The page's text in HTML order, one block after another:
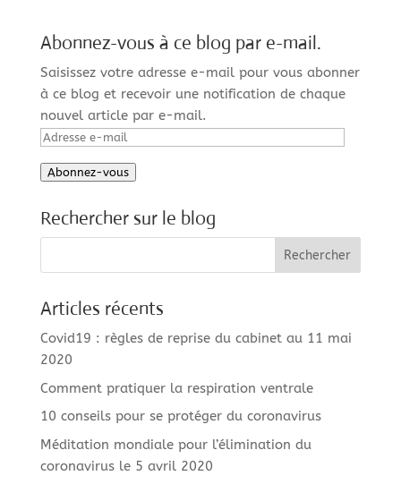
Abonnez-vous à ce blog par e-mail.
Saisissez votre adresse e-mail pour vous abonner
à ce blog et recevoir une notification de chaque
nouvel article par e-mail.
Adresse
mail
Abonnez-vous
Rechercher sur le blog
Articles récents
Covid19 : règles de reprise du cabinet au 11 mai
2020
Comment pratiquer la respiration ventrale
10 conseils pour se protéger du coronavirus
Méditation mondiale pour l’élimination du
coronavirus le 5 avril 2020